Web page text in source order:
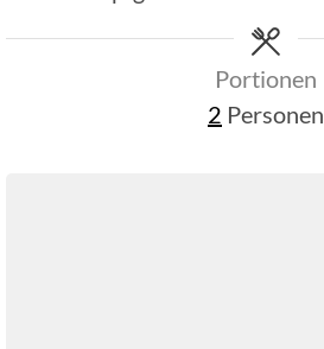
Portionen
2 Personen